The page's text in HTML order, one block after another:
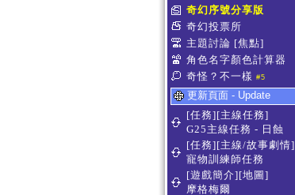
奇幻序號分享版
奇幻投票所
主題討論 [焦點]
角色名字顏色計算器
奇怪？不一樣 #5
更新頁面 - Update
[任務][主線任務]
G25主線任務 - 日蝕
[任務][主線/故事劇情]
寵物訓練師任務
[遊戲簡介][地圖]
摩格梅爾